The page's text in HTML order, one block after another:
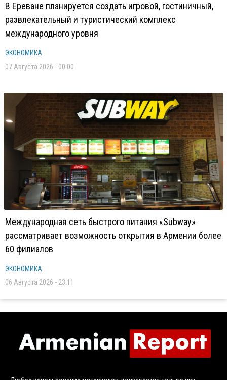
В Ереване планируется создать игровой, гостиничный,
развлекательный и туристический комплекс
международного уровня
ЭКОНОМИКА
07 Августа 2026 - 00:00
Международная сеть быстрого питания «Subway»
рассматривает возможность открытия в Армении более
60 филиалов
ЭКОНОМИКА
06 Августа 2026 - 23:11